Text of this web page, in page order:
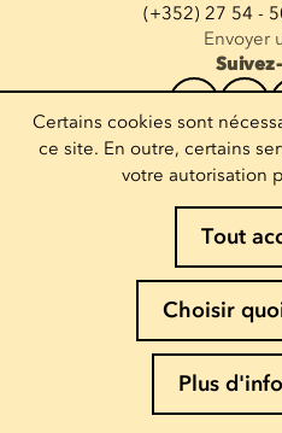
(+352) 27 54 -
Envoyer
Recevoir la
Entrez
Politique
Politique de
Certains cookies sont
ce site. En outre, certains
votre autorisation
Tout
Choisir
Plus